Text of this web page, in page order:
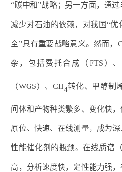
“碳中和”战略；另一方面，通过
减少对石油的依赖，对我国 “优
全”具有重要战略意义。 然而，
杂，包括费托合成（ FTS ）、
（WGS）、 CH4转化、甲醇制
间体和产物种类繁多、变化快
原位、快速、在线测量，成为
性能催化剂的瓶颈。在线质谱（
高，分析速度快，定性能力强